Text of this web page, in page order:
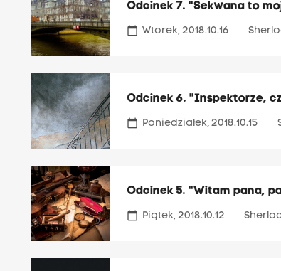
Odcinek 7. "Sekwana to
calendar_today Wtorek, 2018.10.16
Odcinek 6. "Inspektorze,
calendar_today Poniedziałek, 2018.10.15
Odcinek 5. "Witam pana,
calendar_today Piątek, 2018.10.12